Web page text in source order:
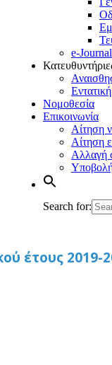
e-Journal
Νομοθεσία
Επικοινωνία
Αίτηση
Αίτηση
Αλλαγή
Υποβολή
Search for:
έτους 2019-